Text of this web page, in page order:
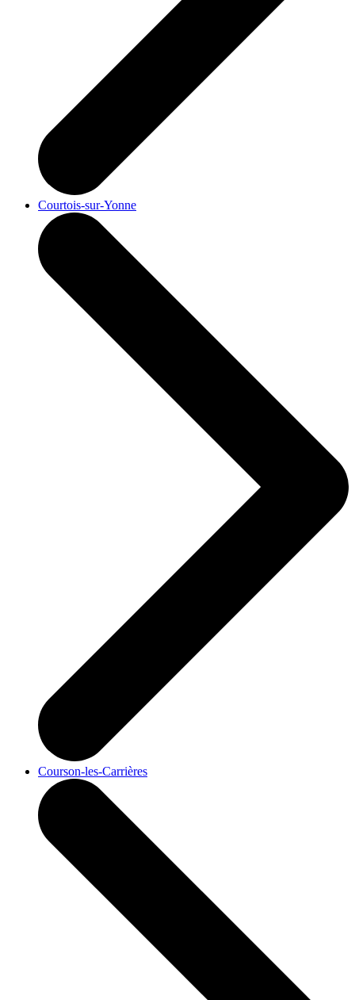
Courtois-sur-Yonne
Courson-les-Carrières